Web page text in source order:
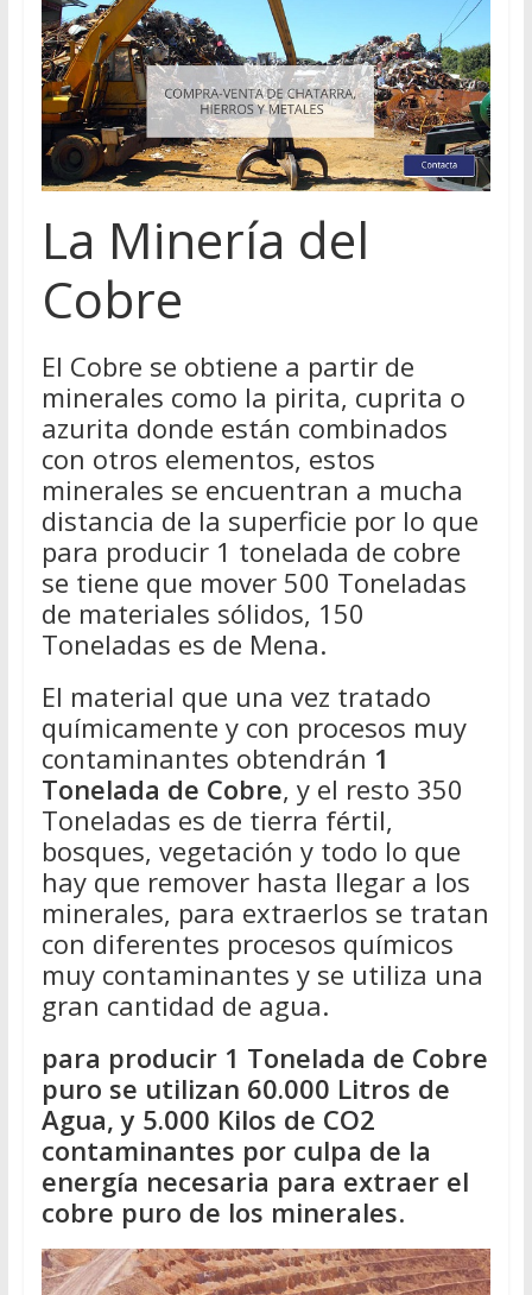
La Minería del
Cobre
El Cobre se obtiene a partir de
minerales como la pirita, cuprita o
azurita donde están combinados
con otros elementos, estos
minerales se encuentran a mucha
distancia de la superficie por lo que
para producir 1 tonelada de cobre
se tiene que mover 500 Toneladas
de materiales sólidos, 150
Toneladas es de Mena.
El material que una vez tratado
químicamente y con procesos muy
contaminantes obtendrán 1
Tonelada de Cobre, y el resto 350
Toneladas es de tierra fértil,
bosques, vegetación y todo lo que
hay que remover hasta llegar a los
minerales, para extraerlos se tratan
con diferentes procesos químicos
muy contaminantes y se utiliza una
gran cantidad de agua.
para producir 1 Tonelada de Cobre
puro se utilizan 60.000 Litros de
Agua, y 5.000 Kilos de CO2
contaminantes por culpa de la
energía necesaria para extraer el
cobre puro de los minerales.